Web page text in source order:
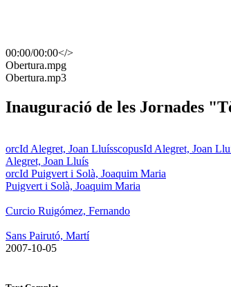
00:00/00:00</>
​Obertura.mpg
​Obertura.mp3
Inauguració de les Jornades
orcId Alegret, Joan LluísscopusId Alegret, Joan
Alegret, Joan Lluís
orcId Puigvert i Solà, Joaquim Maria
Puigvert i Solà, Joaquim Maria
Curcio Ruigómez, Fernando
Sans Pairutó, Martí
​ 2007-10-05